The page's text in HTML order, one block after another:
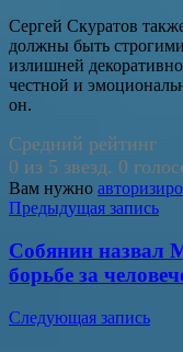
Сергей Скуратов
должны быть
излишней
честной и
он.
Средний рейтинг
0 из 5 звезд. 0
Вам нужно
Навигация
по
записям
Предыдущая запись
Собянин назвал
борьбе за
Следующая запись